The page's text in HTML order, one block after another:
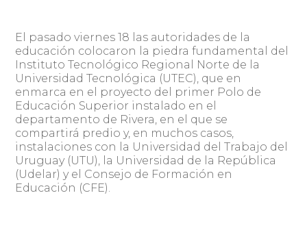
El pasado viernes 18 las autoridades de la
educación colocaron la piedra fundamental del
Instituto Tecnológico Regional Norte de la
Universidad Tecnológica (UTEC), que en
enmarca en el proyecto del primer Polo de
Educación Superior instalado en el
departamento de Rivera, en el que se
compartirá predio y, en muchos casos,
instalaciones con la Universidad del Trabajo del
Uruguay (UTU), la Universidad de la República
(Udelar) y el Consejo de Formación en
Educación (CFE).